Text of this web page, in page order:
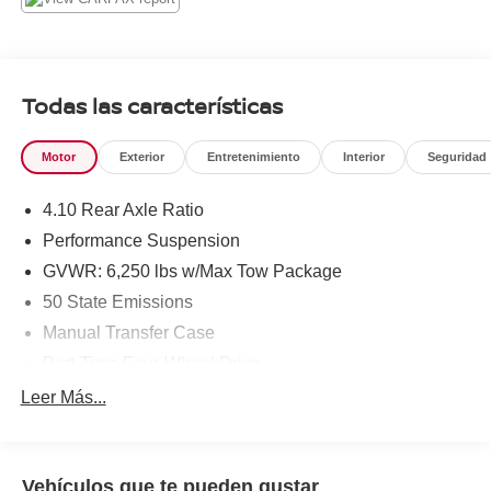
Todas las características
Motor Exterior Entretenimiento Interior Seguridad
4.10 Rear Axle Ratio
Performance Suspension
GVWR: 6,250 lbs w/Max Tow Package
50 State Emissions
Manual Transfer Case
Driver Selectable Front Locking Differential
Protection
Leer Más...